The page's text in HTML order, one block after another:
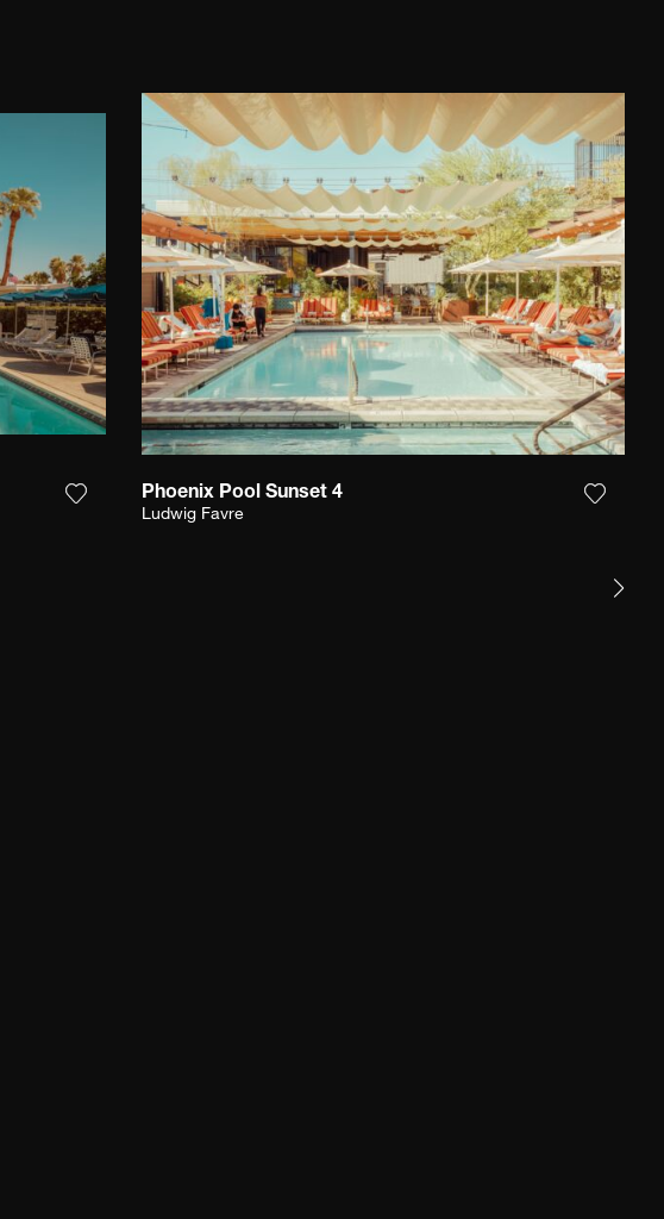
Ajouter la photographie à ma wishlist
Phoenix Pool Sunset 4
Ludwig Favre